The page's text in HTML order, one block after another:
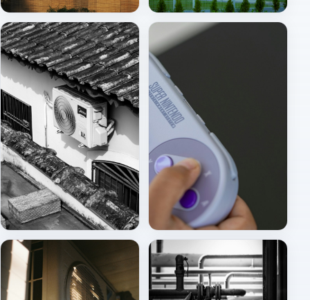
Çatı / merkezi HVAC HVAC santral ve havalandırma
Dış ünite (cephe) Uzaktan kumanda